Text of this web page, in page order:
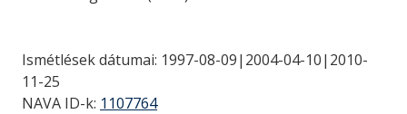
Ismétlések dátumai: 1997-08-09|2004-04-10|2010-
11-25
NAVA ID-k: 1107764